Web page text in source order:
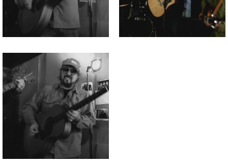
Файл
изображения